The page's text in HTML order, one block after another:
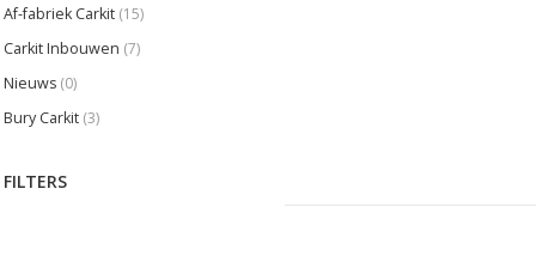
Af-fabriek Carkit (15)
Carkit Inbouwen (7)
Nieuws (0)
Bury Carkit (3)
FILTERS